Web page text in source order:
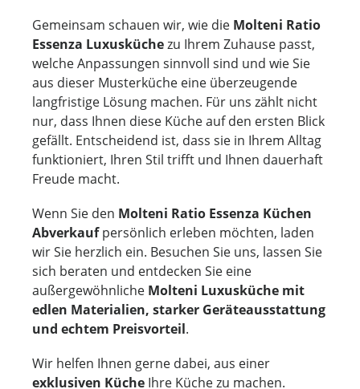
Gemeinsam schauen wir, wie die Molteni Ratio
Essenza Luxusküchezu Ihrem Zuhause passt,
welche Anpassungen sinnvoll sind und wie Sie
aus dieser Musterküche eine überzeugende
langfristige Lösung machen. Für uns zählt nicht
nur, dass Ihnen diese Küche auf den ersten Blick
gefällt. Entscheidend ist, dass sie in Ihrem Alltag
funktioniert, Ihren Stil trifft und Ihnen dauerhaft
Freude macht.
Wenn Sie den Molteni Ratio Essenza Küchen
Abverkaufpersönlich erleben möchten, laden
wir Sie herzlich ein. Besuchen Sie uns, lassen Sie
sich beraten und entdecken Sie eine
außergewöhnliche Molteni Luxusküche mit
edlen Materialien, starker Geräteausstattung
und echtem Preisvorteil.
Wir helfen Ihnen gerne dabei, aus einer
exklusiven Küche Ihre Küche zu machen.